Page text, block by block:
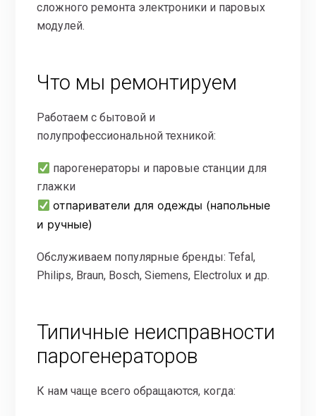
сложного ремонта электроники и паровых
модулей.
Что мы ремонтируем
Работаем с бытовой и
полупрофессиональной техникой:
парогенераторы и паровые станции для
глажки
отпариватели для одежды (напольные
и ручные)
Обслуживаем популярные бренды: Tefal,
Philips, Braun, Bosch, Siemens, Electrolux и др.
Типичные неисправности
парогенераторов
К нам чаще всего обращаются, когда: